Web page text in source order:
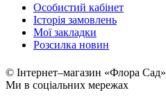
Особистий кабінет
Історія замовлень
Мої закладки
Розсилка новин
© Інтернет–магазин «Флора Сад»
Ми в соціальних мережах